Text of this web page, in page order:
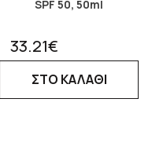
SPF 50, 50ml
33.21€
ΣΤΟ ΚΑΛΑΘΙ